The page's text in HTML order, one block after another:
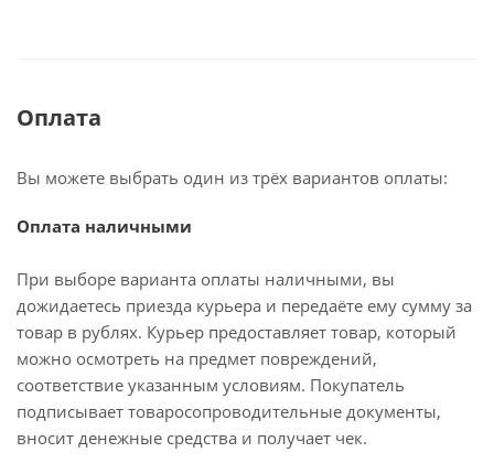
Оплата
Вы можете выбрать один из трёх вариантов оплаты:
Оплата наличными
При выборе варианта оплаты наличными, вы
дожидаетесь приезда курьера и передаёте ему сумму за
товар в рублях. Курьер предоставляет товар, который
можно осмотреть на предмет повреждений,
соответствие указанным условиям. Покупатель
подписывает товаросопроводительные документы,
вносит денежные средства и получает чек.